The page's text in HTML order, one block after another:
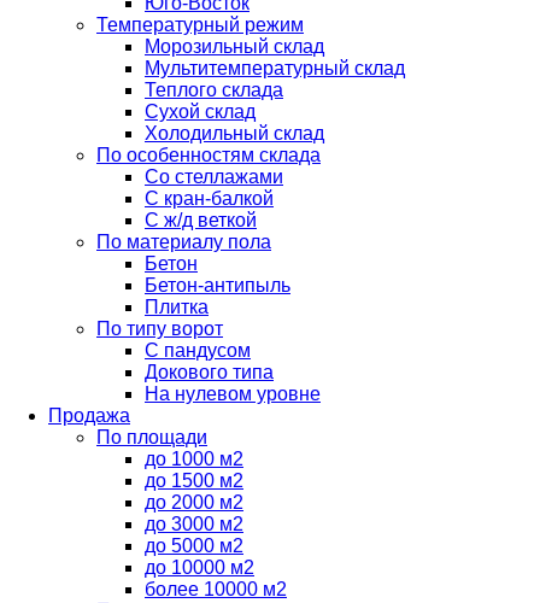
Температурный режим
Морозильный склад
Мультитемпературный склад
Теплого склада
Сухой склад
Холодильный склад
По особенностям склада
Со стеллажами
С кран-балкой
С ж/д веткой
По материалу пола
Бетон
Бетон-антипыль
Плитка
По типу ворот
С пандусом
Докового типа
На нулевом уровне
Продажа
По площади
до 1000 м2
до 1500 м2
до 2000 м2
до 3000 м2
до 5000 м2
до 10000 м2
более 10000 м2